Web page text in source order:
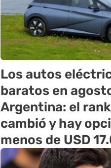
Los autos
baratos en
Argentina: el
cambió y hay
menos de USD